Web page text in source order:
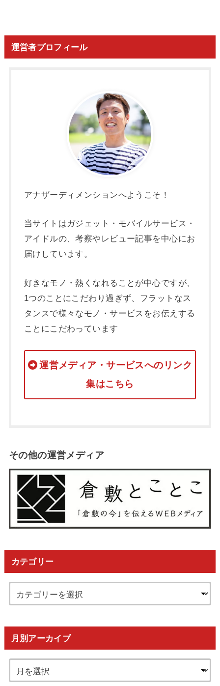
運営者プロフィール
アナザーディメンションへようこそ！
当サイトはガジェット・モバイルサービス・
アイドルの、考察やレビュー記事を中心にお
届けしています。
好きなモノ・熱くなれることが中心ですが、
1つのことにこだわり過ぎず、フラットなス
タンスで様々なモノ・サービスをお伝えする
ことにこだわっています
運営メディア・サービスへのリンク
集はこちら
その他の運営メディア
カテゴリー
月別アーカイブ